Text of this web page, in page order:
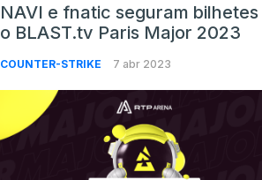
NAVI e fnatic seguram
o BLAST.tv Paris Major 2023
COUNTER-STRIKE 7 abr 2023